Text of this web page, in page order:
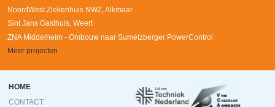
NoordWest Ziekenhuis NWZ, Alkmaar
Sint Jans Gasthuis, Weert
ZNA Middelheim - Ombouw naar Sumetzberger PowerControl
Meer projecten
Ondermenu
HOME
CONTACT